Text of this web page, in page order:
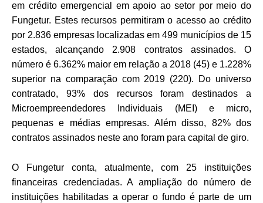
em crédito emergencial em apoio ao setor por meio do
Fungetur. Estes recursos permitiram o acesso ao crédito
por 2.836 empresas localizadas em 499 municípios de 15
estados, alcançando 2.908 contratos assinados. O
número é 6.362% maior em relação a 2018 (45) e 1.228%
superior na comparação com 2019 (220).
Do universo
contratado, 93% dos recursos foram destinados a
Microempreendedores Individuais (MEI) e micro,
pequenas e médias empresas. Além disso, 82% dos
contratos assinados neste ano foram para capital de giro.
O Fungetur conta, atualmente, com 25 instituições
financeiras credenciadas. A ampliação do número de
instituições habilitadas a operar o fundo é parte de um